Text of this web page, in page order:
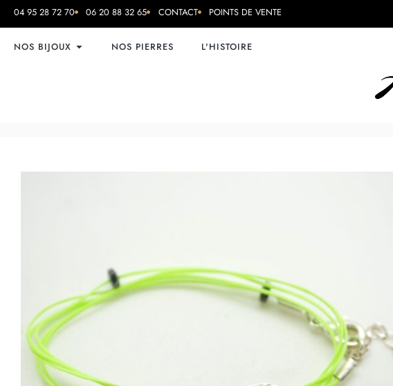
04 95 28 72 70 06 20 88 32 65 CONTACT POINTS DE VENTE
NOS BIJOUX NOS PIERRES L'HISTOIRE